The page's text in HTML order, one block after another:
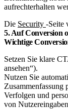
Die Security -Seite
5. Auf Conversion
Wichtige
Setzen Sie klare
ansehen“).
Nutzen Sie
Zusammenfassung
Verfolgen und
von